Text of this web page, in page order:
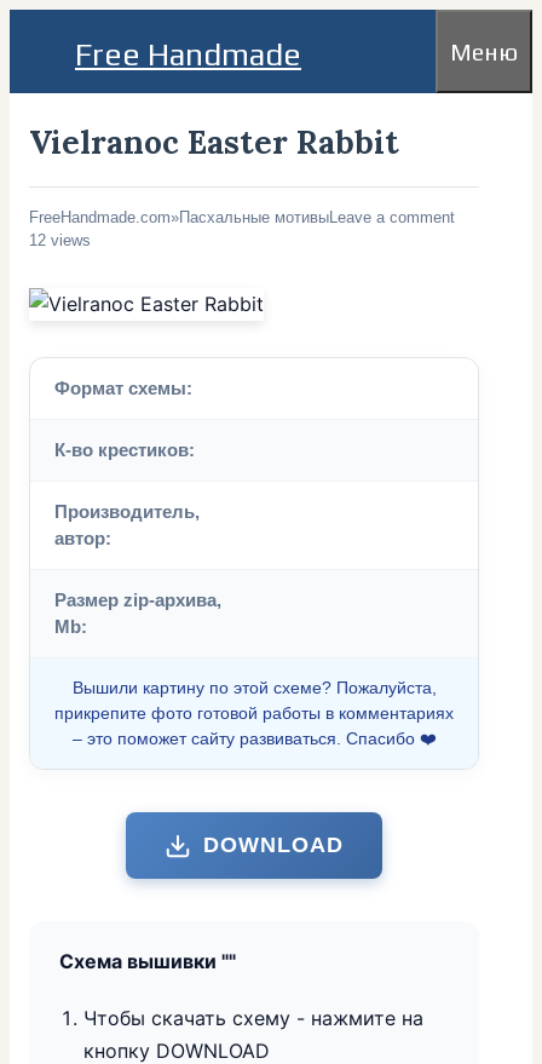
Free Handmade Меню
Vielranoc Easter Rabbit
FreeHandmade.com»Пасхальные мотивыLeave a comment
12 views
Формат схемы:
К-во крестиков:
Производитель,
автор:
Размер zip-архива,
Mb:
Вышили картину по этой схеме? Пожалуйста,
прикрепите фото готовой работы в комментариях
– это поможет сайту развиваться. Спасибо ❤️
DOWNLOAD
Схема вышивки ""
Чтобы скачать схему - нажмите на
кнопку DOWNLOAD